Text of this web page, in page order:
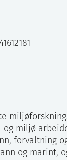
miljø
forvaltning
og marint,